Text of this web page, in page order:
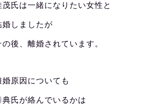
茂氏は一緒になりたい女性と
婚しましたが
の後、離婚されています。
婚原因についても
典氏が絡んでいるかは